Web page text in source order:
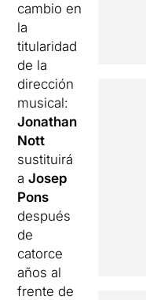
cambio en
la
titularidad
de la
dirección
musical:
Jonathan
Nott
sustituirá
aJosep
Pons
después
de
catorce
años al
frente de